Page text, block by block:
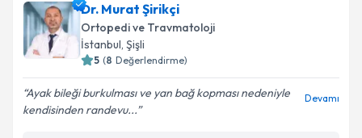
Dr. Murat Şirikçi
Ortopedi ve Travmatoloji
İstanbul, Şişli
5 (8 Değerlendirme)
Ayak bileği burkulması ve yan bağ kopması nedeniyle
kendisinden randevu...
Devamı